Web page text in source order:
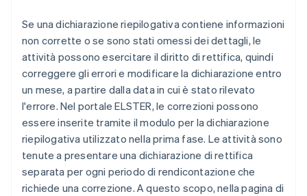
Se una dichiarazione riepilogativa contiene informazioni
non corrette o se sono stati omessi dei dettagli, le
attività possono esercitare il diritto di rettifica, quindi
correggere gli errori e modificare la dichiarazione entro
un mese, a partire dalla data in cui è stato rilevato
l'errore. Nel portale ELSTER, le correzioni possono
essere inserite tramite il modulo per la dichiarazione
riepilogativa utilizzato nella prima fase. Le attività sono
tenute a presentare una dichiarazione di rettifica
separata per ogni periodo di rendicontazione che
richiede una correzione. A questo scopo, nella pagina di